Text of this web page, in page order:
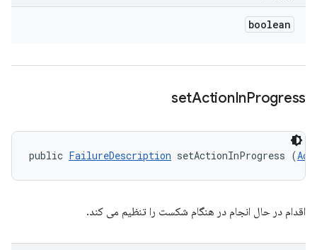
boolean
setActionInProgress
public FailureDescription setActionInProgress (
اقدام در حال انجام در هنگام شکست را تنظیم می کند.